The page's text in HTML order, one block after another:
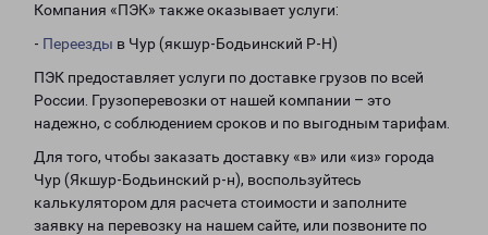
Компания «ПЭК» также оказывает услуги:
- Переезды в Чур (якшур-Бодьинский Р-Н)
ПЭК предоставляет услуги по доставке грузов по всей
России. Грузоперевозки от нашей компании – это
надежно, с соблюдением сроков и по выгодным тарифам.
Для того, чтобы заказать доставку «в» или «из» города
Чур (Якшур-Бодьинский р-н), воспользуйтесь
калькулятором для расчета стоимости и заполните
заявку на перевозку на нашем сайте, или позвоните по